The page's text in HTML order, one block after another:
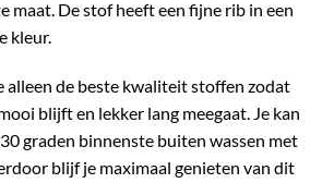
maat. De stof heeft een fijne rib in een
kleur.
alleen de beste kwaliteit stoffen zodat
blijft en lekker lang meegaat. Je kan
graden binnenste buiten wassen met
blijf je maximaal genieten van dit